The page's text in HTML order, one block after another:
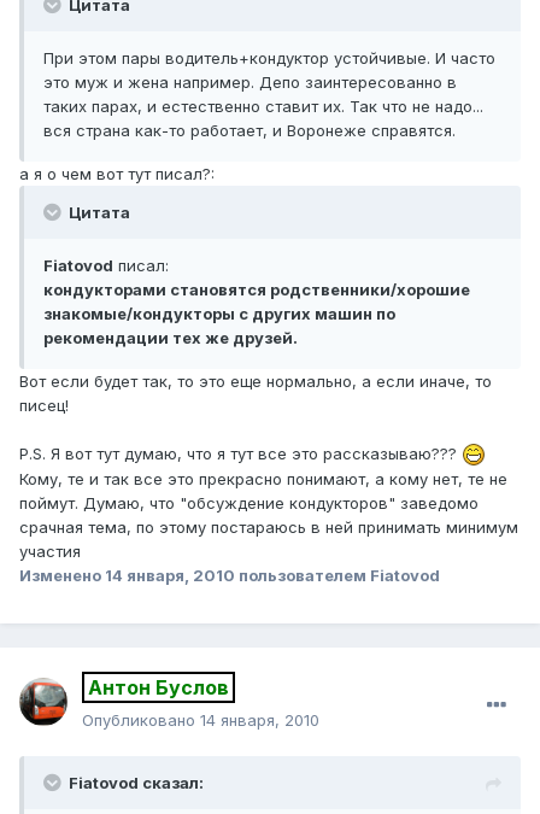
Цитата
При этом пары водитель+кондуктор устойчивые. И часто
это муж и жена например. Депо заинтересованно в
таких парах, и естественно ставит их. Так что не надо...
вся страна как-то работает, и Воронеже справятся.
а я о чем вот тут писал?:
Цитата
Fiatovod писал:
кондукторами становятся родственники/хорошие
знакомые/кондукторы с других машин по
рекомендации тех же друзей.
Вот если будет так, то это еще нормально, а если иначе, то
писец!
P.S. Я вот тут думаю, что я тут все это рассказываю???
Кому, те и так все это прекрасно понимают, а кому нет, те не
поймут. Думаю, что "обсуждение кондукторов" заведомо
срачная тема, по этому постараюсь в ней принимать минимум
участия
Изменено 14 января, 2010 пользователем Fiatovod
Антон Буслов
Опубликовано 14 января, 2010
Fiatovod сказал: